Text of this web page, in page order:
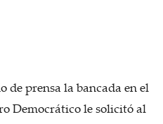
de prensa la bancada en el
Democrático le solicitó al